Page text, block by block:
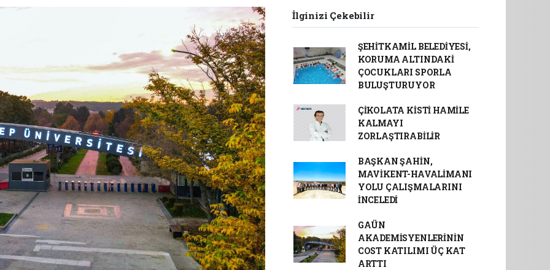
İlginizi Çekebilir
ŞEHİTKAMİL BELEDİYESİ,
KORUMA ALTINDAKİ
ÇOCUKLARI SPORLA
BULUŞTURUYOR
ÇİKOLATA KİSTİ HAMİLE
KALMAYI
ZORLAŞTIRABİLİR
BAŞKAN ŞAHİN,
MAVİKENT-HAVALİMANI
YOLU ÇALIŞMALARINI
İNCELEDİ
GAÜN
AKADEMİSYENLERİNİN
COST KATILIMI ÜÇ KAT
ARTTI